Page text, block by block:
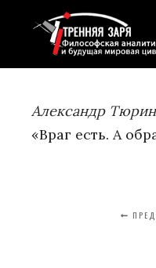
Александр Тюрин
«Враг есть. А